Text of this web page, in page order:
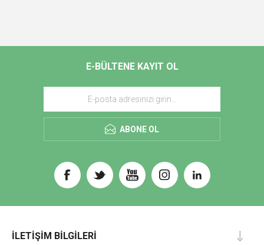
E-BÜLTENE KAYIT OL
ABONE OL
İLETIŞIM BILGILERI